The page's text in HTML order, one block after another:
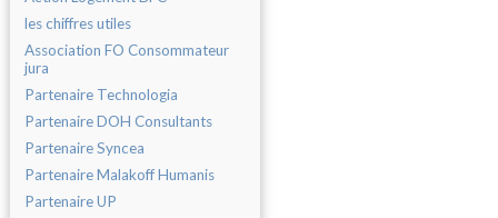
les chiffres utiles
Association FO Consommateur
jura
Partenaire Technologia
Partenaire DOH Consultants
Partenaire Syncea
Partenaire Malakoff Humanis
Partenaire UP